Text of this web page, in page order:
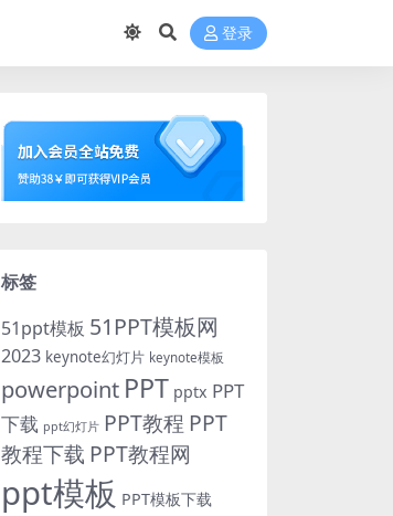
登录
标签
51ppt模板 51PPT模板网
2023 keynote幻灯片 keynote模板
powerpoint PPT pptx PPT
下载 ppt幻灯片 PPT教程 PPT
教程下载 PPT教程网
ppt模板 PPT模板下载